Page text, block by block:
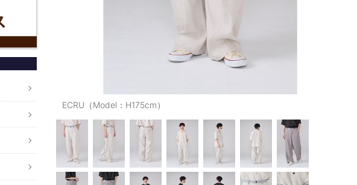
ECRU（Model：H175cm）